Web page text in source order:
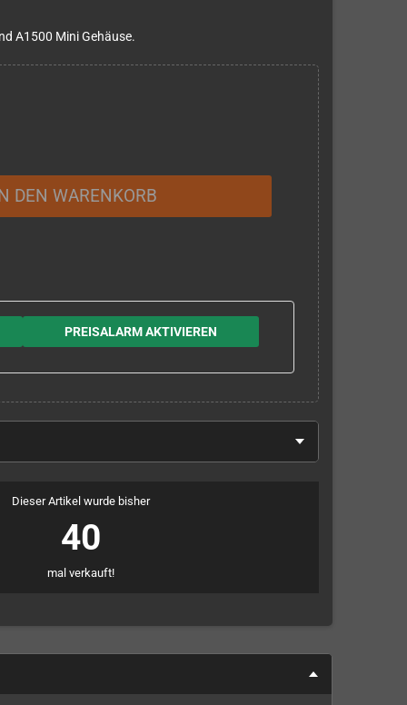
A1500 Mini Gehäuse.
DEN WARENKORB
PREISALARM AKTIVIEREN
Dieser Artikel wurde bisher
40
mal verkauft!